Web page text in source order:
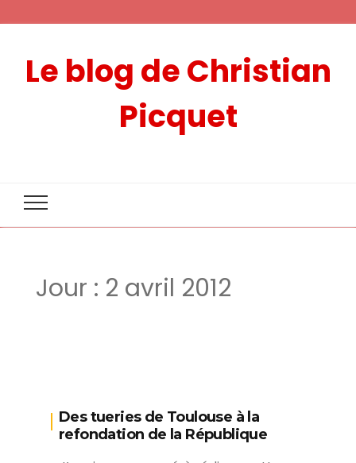
Le blog de Christian
Picquet
Jour : 2 avril 2012
Des tueries de Toulouse à la
refondation de la République